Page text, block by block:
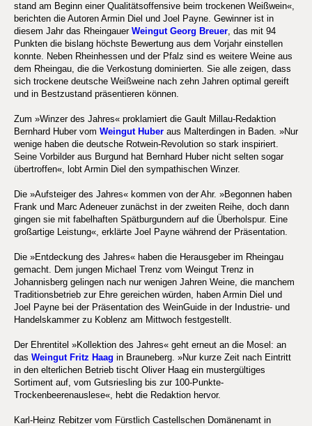
stand am Beginn einer Qualitätsoffensive beim trockenen Weißwein«,
berichten die Autoren Armin Diel und Joel Payne. Gewinner ist in
diesem Jahr das Rheingauer Weingut Georg Breuer, das mit 94
Punkten die bislang höchste Bewertung aus dem Vorjahr einstellen
konnte. Neben Rheinhessen und der Pfalz sind es weitere Weine aus
dem Rheingau, die die Verkostung dominierten. Sie alle zeigen, dass
sich trockene deutsche Weißweine nach zehn Jahren optimal gereift
und in Bestzustand präsentieren können.
Zum »Winzer des Jahres« proklamiert die Gault Millau-Redaktion
Bernhard Huber vom Weingut Huber aus Malterdingen in Baden. »Nur
wenige haben die deutsche Rotwein-Revolution so stark inspiriert.
Seine Vorbilder aus Burgund hat Bernhard Huber nicht selten sogar
übertroffen«, lobt Armin Diel den sympathischen Winzer.
Die »Aufsteiger des Jahres« kommen von der Ahr. »Begonnen haben
Frank und Marc Adeneuer zunächst in der zweiten Reihe, doch dann
gingen sie mit fabelhaften Spätburgundern auf die Überholspur. Eine
großartige Leistung«, erklärte Joel Payne während der Präsentation.
Die »Entdeckung des Jahres« haben die Herausgeber im Rheingau
gemacht. Dem jungen Michael Trenz vom Weingut Trenz in
Johannisberg gelingen nach nur wenigen Jahren Weine, die manchem
Traditionsbetrieb zur Ehre gereichen würden, haben Armin Diel und
Joel Payne bei der Präsentation des WeinGuide in der Industrie- und
Handelskammer zu Koblenz am Mittwoch festgestellt.
Der Ehrentitel »Kollektion des Jahres« geht erneut an die Mosel: an
das Weingut Fritz Haag in Brauneberg. »Nur kurze Zeit nach Eintritt
in den elterlichen Betrieb tischt Oliver Haag ein mustergültiges
Sortiment auf, vom Gutsriesling bis zur 100-Punkte-
Trockenbeerenauslese«, hebt die Redaktion hervor.
Karl-Heinz Rebitzer vom Fürstlich Castellschen Domänenamt in